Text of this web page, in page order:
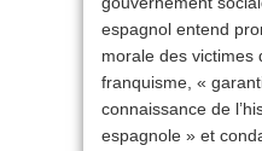
espagnol entend
morale des victimes
franquisme, «
connaissance de
espagnole » et